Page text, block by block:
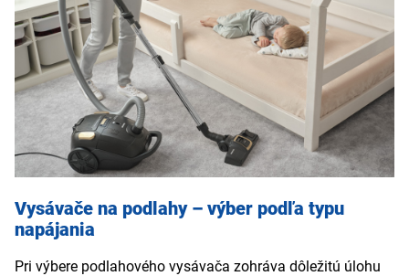
chlpy aj jemné alergény a znižujú zanášanie kefy.
väčším objemom nádoby alebo vrecka – upratovanie bude
rýchlejšie a pohodlnejšie.Viac tipov nájdete v našom
článku
„8 tipov ako vybrať vysávač v roku 2025 - Vyberte si
podľa ceny, výkonu a priestoru“.
Vysávače na podlahy – výber podľa typu
napájania
Pri výbere podlahového vysávača zohráva dôležitú úlohu